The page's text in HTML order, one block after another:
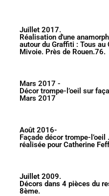
Juillet 2017.
Réalisation d'une
autour du Graffiti : Tous
Mivoie. Près de Rouen.76.
Mars 2017 -
Décor trompe-l’oeil sur
Mars 2017
Août 2016-
Façade décor trompe-
réalisée pour Catherine
Juillet 2009.
Décors dans 4 pièces du
8ème.